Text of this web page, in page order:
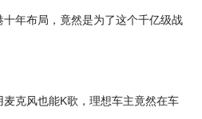
十年布局，竟然是为了这个千亿级战
麦克风也能K歌，理想车主竟然在车